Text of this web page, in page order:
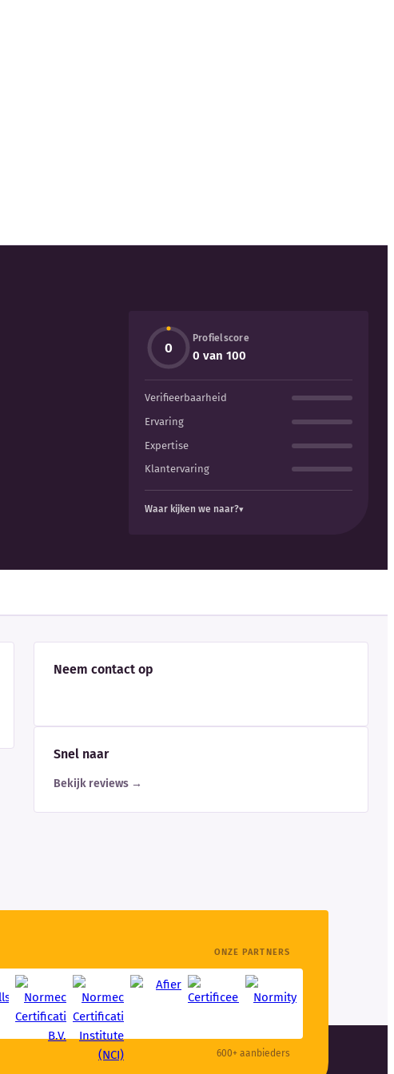
0
Profielscore
0 van 100
Verifieerbaarheid
Ervaring
Expertise
Klantervaring
Waar kijken we naar?
Neem contact op
Snel naar
Bekijk reviews →
ONZE PARTNERS
600+ aanbieders